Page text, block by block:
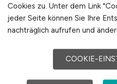
hohen Relevanz und
Bewerberqualität. Diese
Portal zur ersten Wahl
Cookies zu. Unter dem Link
jeder Seite können Sie Ihre
nachträglich aufrufen und
COOKIE-